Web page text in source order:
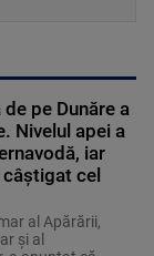
pe Dunăre a
Nivelul apei a
iar
cel
al Apărării,
şi al